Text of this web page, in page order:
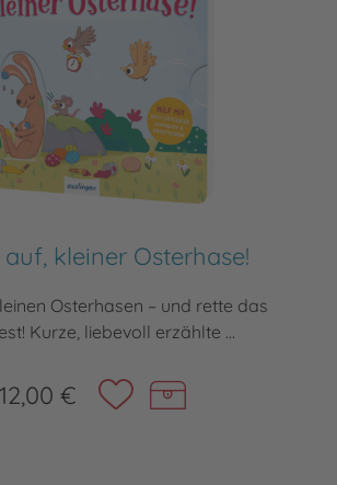
kleiner Osterhase!
Osterhasen – und rette das
Kurze, liebevoll erzählte ...
12,00 €